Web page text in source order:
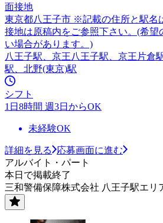
面接地
東京都八王子市 ※記載の住所と駅名
接地は原稿内をご参照下さい。(希望
い場合があります。)
八王子駅、京王八王子駅、京王片倉
駅、北野(東京)駅
シフト
1日8時間 週3日からOK
未経験OK
詳細を見る
応募画面に進む
アルバイト・パート
本日で掲載終了
三和警備保障株式会社 八王子駅エリ